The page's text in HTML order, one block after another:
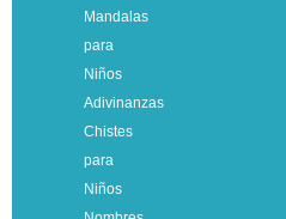
Mandalas
para
Niños
Adivinanzas
Chistes
para
Niños